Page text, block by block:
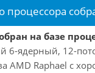
процессора
на базе
6-ядерный, 12-
AMD Raphael с